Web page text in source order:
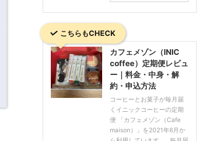
こちらもCHECK
カフェメゾン（INIC
coffee）定期便レビュ
ー｜料金・中身・解
約・申込方法
コーヒーとお菓子が毎月届
くイニックコーヒーの定期
便 「カフェメゾン（Cafe
maison）」を2021年6月か